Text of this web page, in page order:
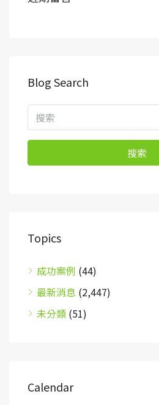
Blog Search
搜索
Topics
成功案例 (44)
最新消息 (2,447)
未分類 (51)
Calendar